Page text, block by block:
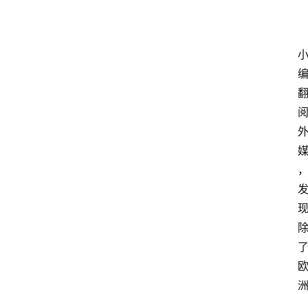
小
编
翻
阅
外
媒
，
发
现
除
了
欧
洲